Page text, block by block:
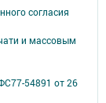
согласия
и массовым
54891 от 26